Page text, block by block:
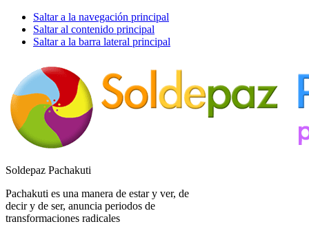
Saltar a la navegación principal
Saltar al contenido principal
Saltar a la barra lateral principal
Soldepaz Pachakuti
Pachakuti es una manera de estar y ver, de
decir y de ser, anuncia periodos de
transformaciones radicales